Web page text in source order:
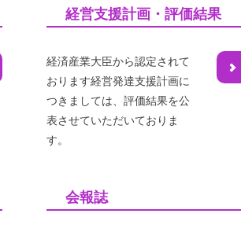
経営支援計画・評価結果
経済産業大臣から認定されて
おります経営発達支援計画に
つきましては、評価結果を公
表させていただいておりま
す。
会報誌